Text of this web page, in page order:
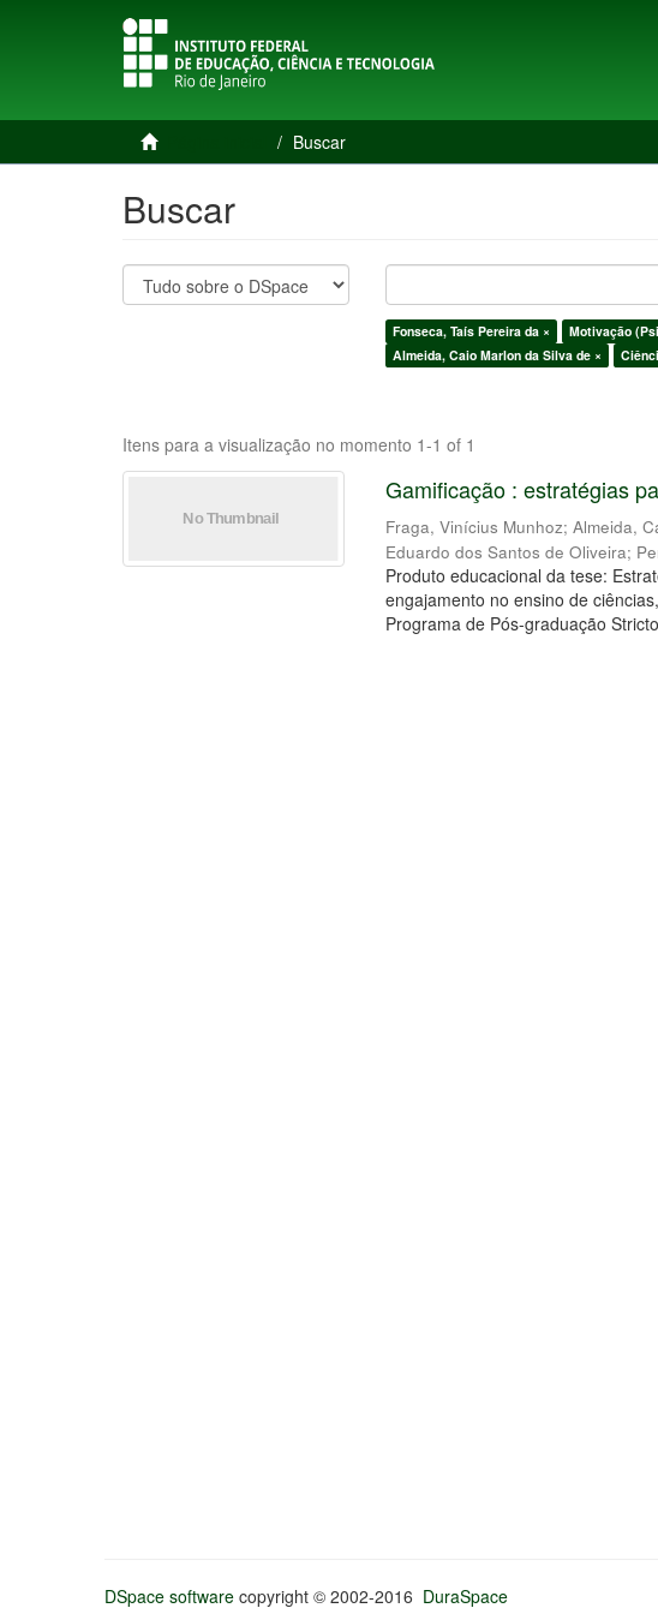
Buscar
Buscar
Fonseca, Taís Pereira da × Motivação
Almeida, Caio Marlon da Silva de ×
Itens para a visualização no momento 1-1 of 1
Gamificação : estratégias
Fraga, Vinícius Munhoz;Almeida,
Eduardo dos Santos de Oliveira;
Produto educacional da tese:
engajamento no ensino de
Programa de Pós-graduação
DSpace software copyright © 2002-2016 DuraSpace